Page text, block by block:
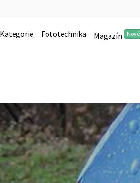
Kategorie Fototechnika Magazín Nové